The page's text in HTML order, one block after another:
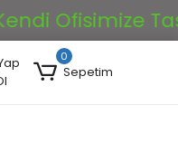
0
Sepetim